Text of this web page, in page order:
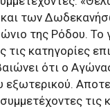
των
της Ρόδου. Το
τις κατηγορίες
ότι ο
εξωτερικού.